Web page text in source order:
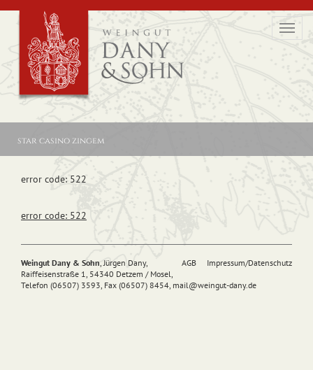
star casino zingem
error code: 522
error code: 522
AGB Impressum/Datenschutz
Weingut Dany & Sohn, Jürgen Dany,
Raiffeisenstraße 1, 54340 Detzem / Mosel,
Telefon (06507) 3593, Fax (06507) 8454, mail@weingut-dany.de